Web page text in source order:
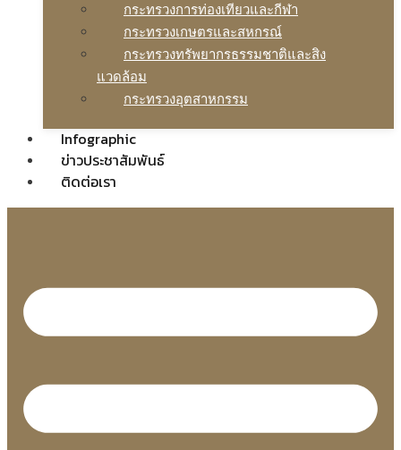
กระทรวงการท่องเทียวและกีฬา
กระทรวงเกษตรและสหกรณ์
กระทรวงทรัพยากรธรรมชาติและสิง
แวดล้อม
กระทรวงอุตสาหกรรม
Infographic
ข่าวประชาสัมพันธ์
ติดต่อเรา